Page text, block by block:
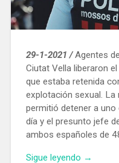
29-1-2021 / Agentes
Ciutat Vella liberaron
que estaba retenida
explotación sexual. La
permitió detener a
día y el presunto jefe
ambos españoles de
Sigue leyendo «Liberan
→